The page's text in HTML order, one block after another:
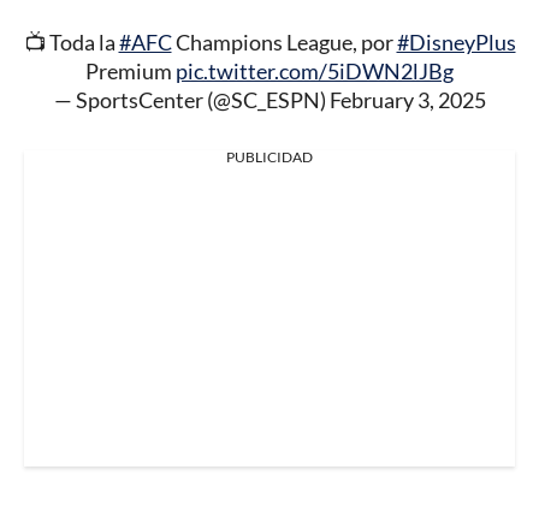
📺 Toda la#AFCChampions League, por#DisneyPlus
Premium pic.twitter.com/5iDWN2lJBg
— SportsCenter (@SC_ESPN) February 3, 2025
PUBLICIDAD